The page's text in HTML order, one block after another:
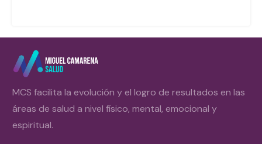
MCS facilita la evolución y el logro de resultados en las
áreas de salud a nivel físico, mental, emocional y
espiritual.